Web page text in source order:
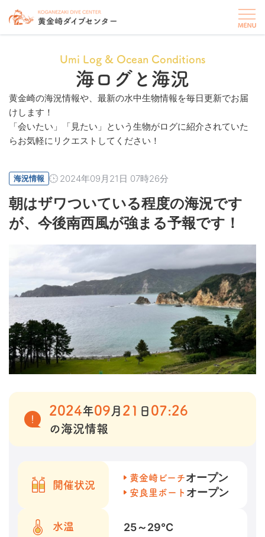
Umi Log & Ocean Conditions
海ログと海況
黄金崎の海況情報や、最新の水中生物情報を毎日更新でお届
けします！
「会いたい」「見たい」という生物がログに紹介されていた
らお気軽にリクエストしてください！
海況情報 2024年09月21日 07時26分
朝はザワついている程度の海況です
が、今後南西風が強まる予報です！
2024年09 月 21 日 07:26
の海況情報
開催状況
黄金崎ビーチオープン
安良里ボート オープン
水温 25～29℃